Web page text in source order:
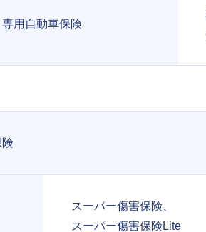
用自動車保険
スーパー傷害保険、
スーパー傷害保険Lite